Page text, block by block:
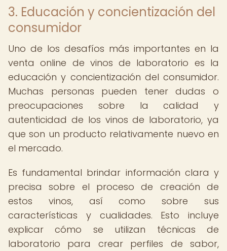
3. Educación y concientización del
consumidor
Uno de los desafíos más importantes en la
venta online de vinos de laboratorio es la
educación y concientización del consumidor.
Muchas personas pueden tener dudas o
preocupaciones sobre la calidad y
autenticidad de los vinos de laboratorio, ya
que son un producto relativamente nuevo en
el mercado.
Es fundamental brindar información clara y
precisa sobre el proceso de creación de
estos vinos, así como sobre sus
características y cualidades. Esto incluye
explicar cómo se utilizan técnicas de
laboratorio para crear perfiles de sabor,